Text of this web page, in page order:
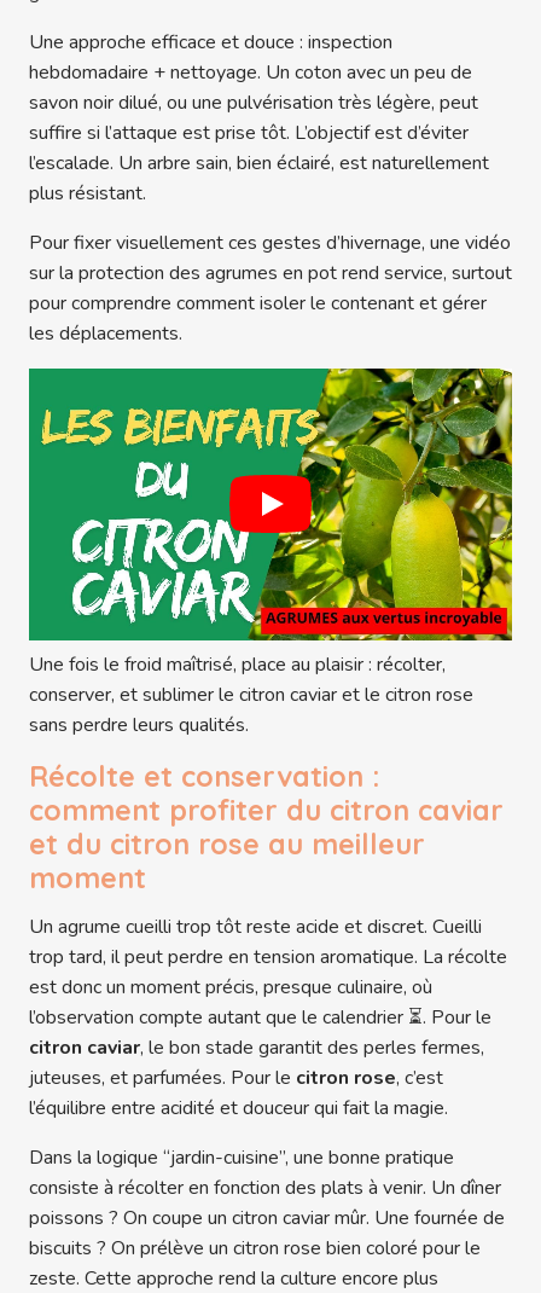
Une approche efficace et douce : inspection
hebdomadaire + nettoyage. Un coton avec un peu de
savon noir dilué, ou une pulvérisation très légère, peut
suffire si l’attaque est prise tôt. L’objectif est d’éviter
l’escalade. Un arbre sain, bien éclairé, est naturellement
plus résistant.
Pour fixer visuellement ces gestes d’hivernage, une vidéo
sur la protection des agrumes en pot rend service, surtout
pour comprendre comment isoler le contenant et gérer
les déplacements.
Une fois le froid maîtrisé, place au plaisir : récolter,
conserver, et sublimer le citron caviar et le citron rose
sans perdre leurs qualités.
Récolte et conservation :
comment profiter du citron caviar
et du citron rose au meilleur
moment
Un agrume cueilli trop tôt reste acide et discret. Cueilli
trop tard, il peut perdre en tension aromatique. La récolte
est donc un moment précis, presque culinaire, où
l’observation compte autant que le calendrier ⏳. Pour le
citron caviar, le bon stade garantit des perles fermes,
juteuses, et parfumées. Pour le citron rose, c’est
l’équilibre entre acidité et douceur qui fait la magie.
Dans la logique “jardin-cuisine”, une bonne pratique
consiste à récolter en fonction des plats à venir. Un dîner
poissons ? On coupe un citron caviar mûr. Une fournée de
biscuits ? On prélève un citron rose bien coloré pour le
zeste. Cette approche rend la culture encore plus